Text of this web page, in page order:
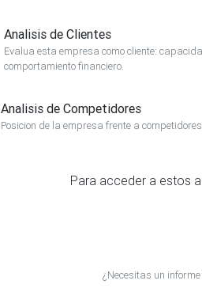
Analisis de Clientes
Evalua esta empresa como cliente:
comportamiento financiero.
Analisis de Competidores
Posicion de la empresa frente a
Para acceder a estos
¿Necesitas un